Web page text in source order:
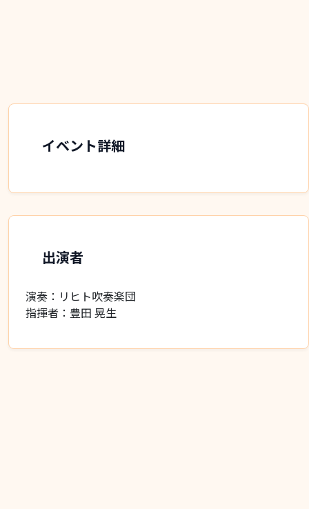
イベント詳細
出演者
演奏：リヒト吹奏楽団
指揮者：豊田 晃生